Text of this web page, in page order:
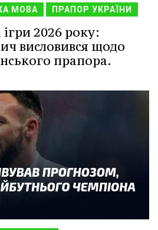
МОВА ПРАПОР УКРАЇНИ
2026 року:
висловився щодо
прапора.